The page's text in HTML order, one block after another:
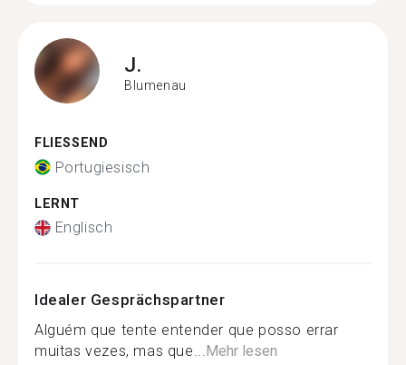
J.
Blumenau
FLIESSEND
Portugiesisch
LERNT
Englisch
Idealer Gesprächspartner
Alguém que tente entender que posso errar
muitas vezes, mas que...Mehr lesen